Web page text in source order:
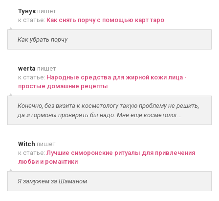
Тунукпишет
к статье: Как снять порчу с помощью карт таро
Как убрать порчу
werta пишет
к статье: Народные средства для жирной кожи лица -
простые домашние рецепты
Конечно, без визита к косметологу такую проблему не решить,
да и гормоны проверять бы надо. Мне еще косметолог...
Witch пишет
к статье: Лучшие симоронские ритуалы для привлечения
любви и романтики
Я замужем за Шаманом